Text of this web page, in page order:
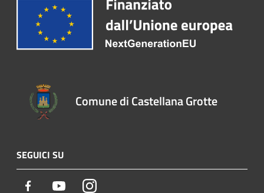
Comune di Castellana Grotte
SEGUICI SU
Facebook YoutubeInstagram